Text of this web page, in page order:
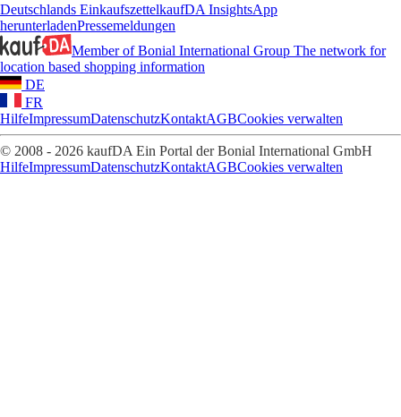
Deutschlands EinkaufszettelkaufDA InsightsApp
herunterladenPressemeldungen
Member of Bonial International Group The network for
location based shopping information
DE
FR
HilfeImpressumDatenschutzKontaktAGBCookies verwalten
© 2008 - 2026 kaufDA Ein Portal der Bonial International GmbH
HilfeImpressumDatenschutzKontaktAGBCookies verwalten